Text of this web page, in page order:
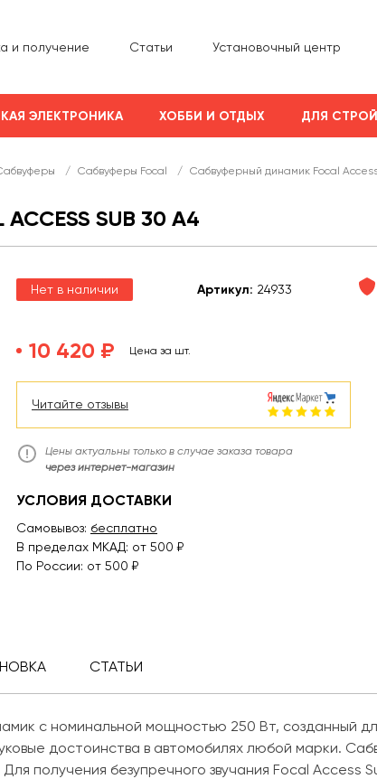
и получение Статьи Установочный центр
ЭЛЕКТРОНИКА ХОББИ И ОТДЫХ ДЛЯ
/ Сабвуферы Focal / Сабвуферный динамик Focal
SUB 30 A4
Нет в наличии Артикул: 24933
10 420 ₽ Цена за шт.
Читайте отзывы
Цены актуальны только в случае заказа товара
через интернет-магазин
УСЛОВИЯ ДОСТАВКИ
Самовывоз: бесплатно
В пределах МКАД: от 500 ₽
По России: от 500 ₽
СТАТЬИ
с номинальной мощностью 250 Вт, созданный
достоинства в автомобилях любой марки.
получения безупречного звучания Focal Access